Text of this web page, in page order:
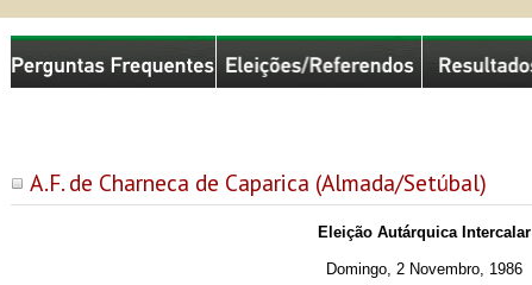
A.F. de Charneca de Caparica (Almada/Setúbal)
Eleição Autárquica Intercalar
Domingo, 2 Novembro, 1986
Comissão Nacional de Eleições